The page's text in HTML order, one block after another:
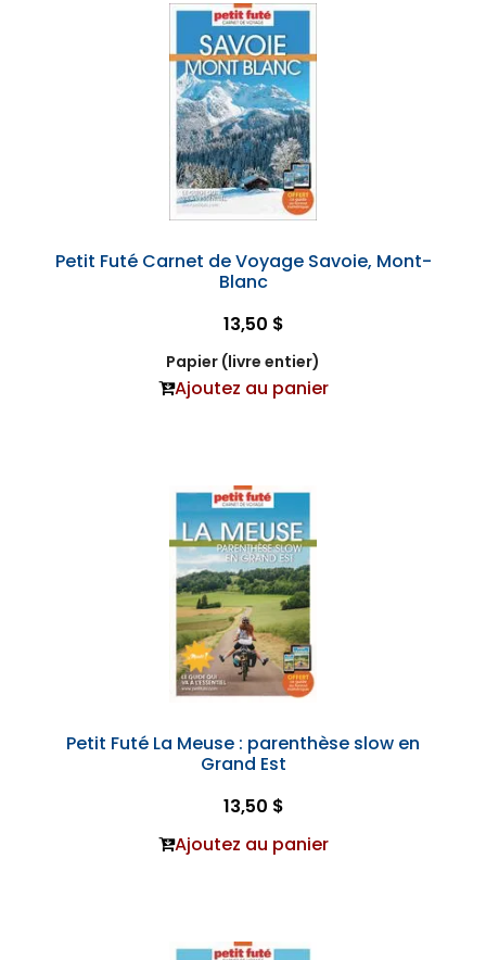
Petit Futé Carnet de Voyage Savoie, Mont-
Blanc
13,50 $
Papier (livre entier)
Ajoutez au panier
Petit Futé La Meuse : parenthèse slow en
Grand Est
13,50 $
Ajoutez au panier